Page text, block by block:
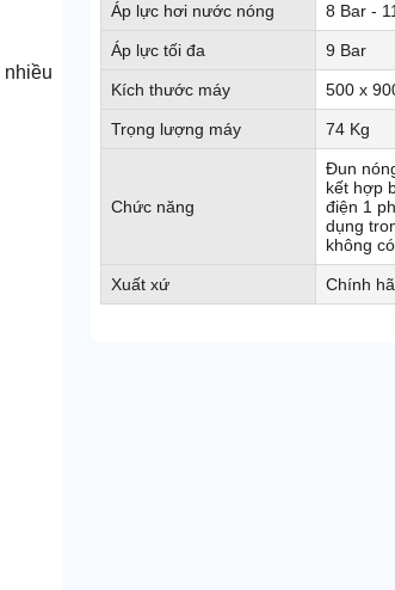
Áp lực hơi nước nóng 8 Bar -
Áp lực tối đa 9 Bar
Kích thước máy 500 x
Trọng lượng máy 74 Kg
Chức năng
Đun
kết hợp
điện 1
dụng
không
Xuất xứ Chính